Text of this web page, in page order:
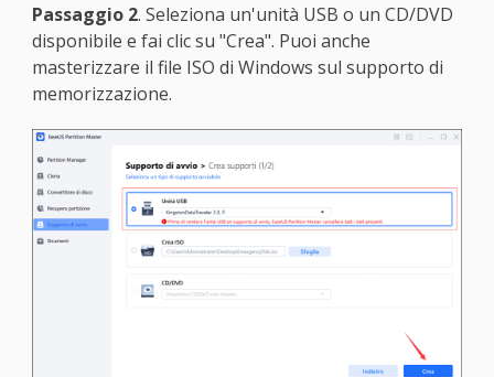
Passaggio 2. Seleziona un'unità USB o un CD/DVD
disponibile e fai clic su "Crea". Puoi anche
masterizzare il file ISO di Windows sul supporto di
memorizzazione.